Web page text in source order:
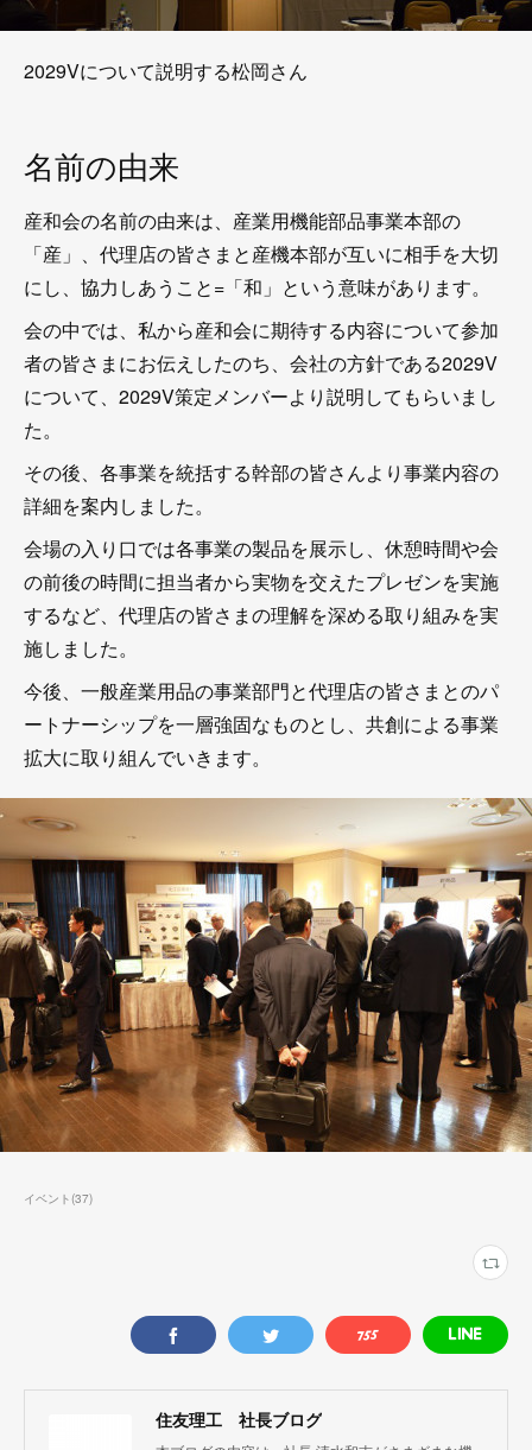
2029Vについて説明する松岡さん
名前の由来
産和会の名前の由来は、産業用機能部品事業本部の
「産」、代理店の皆さまと産機本部が互いに相手を大切
にし、協力しあうこと=「和」という意味があります。
会の中では、私から産和会に期待する内容について参加
者の皆さまにお伝えしたのち、会社の方針である2029V
について、2029V策定メンバーより説明してもらいまし
た。
その後、各事業を統括する幹部の皆さんより事業内容の
詳細を案内しました。
会場の入り口では各事業の製品を展示し、休憩時間や会
の前後の時間に担当者から実物を交えたプレゼンを実施
するなど、代理店の皆さまの理解を深める取り組みを実
施しました。
今後、一般産業用品の事業部門と代理店の皆さまとのパ
ートナーシップを一層強固なものとし、共創による事業
拡大に取り組んでいきます。
イベント(37)
住友理工 社長ブログ